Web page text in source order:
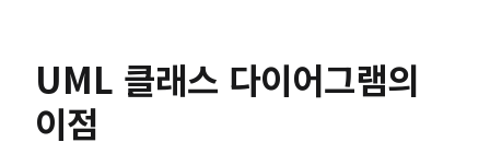
UML 클래스 다이어그램의
이점